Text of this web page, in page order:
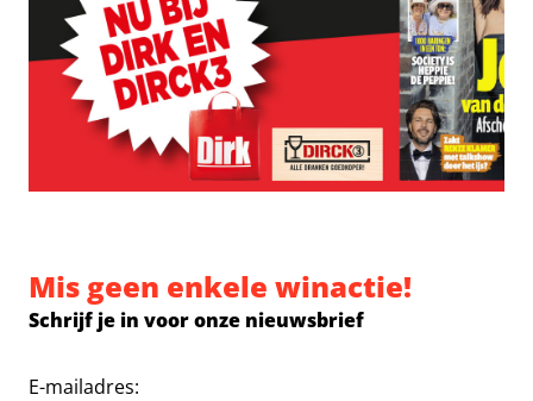
Mis geen enkele winactie!
Schrijf je in voor onze nieuwsbrief
E-mailadres: